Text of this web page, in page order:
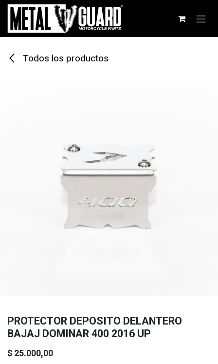
Ir al contenido
Todos los productos
PROTECTOR DEPOSITO DELANTERO
BAJAJ DOMINAR 400 2016 UP
$ 25.000,00